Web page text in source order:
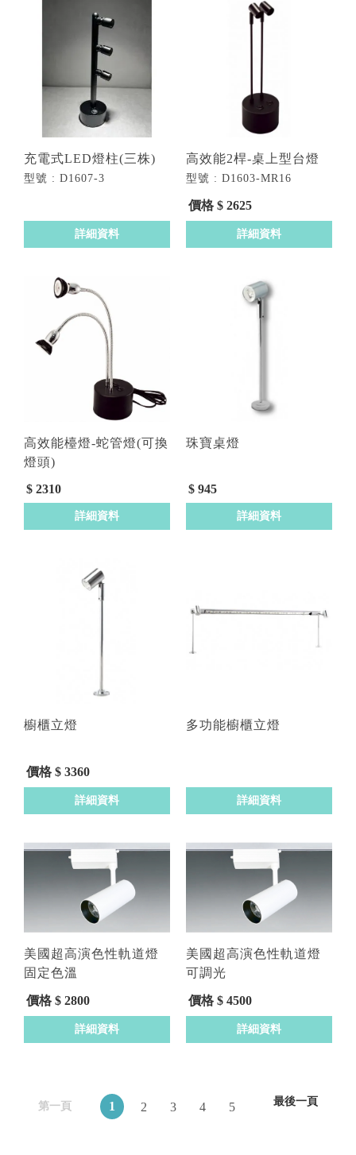
充電式LED燈柱(三株)
型號 : D1607-3
詳細資料
高效能2桿-桌上型台燈
型號 : D1603-MR16
價格 $ 2625
詳細資料
高效能檯燈-蛇管燈(可換
燈頭)
型號 : D1603-MR16 LAMP
$ 2310
詳細資料
珠寶桌燈
$ 945
詳細資料
櫥櫃立燈
價格 $ 3360
詳細資料
多功能櫥櫃立燈
詳細資料
美國超高演色性軌道燈
固定色溫
型號 : D1613-25W
價格 $ 2800
詳細資料
美國超高演色性軌道燈
可調光
型號 : D1613-25W Ad light
價格 $ 4500
詳細資料
第一頁 1 2 3 4 5 最後一頁